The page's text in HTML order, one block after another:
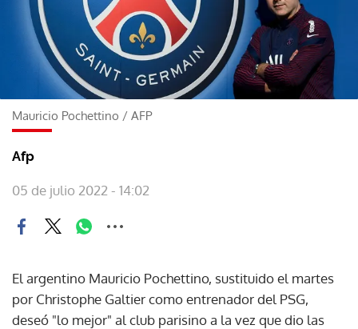
Mauricio Pochettino / AFP
Afp
05 de julio 2022 - 14:02
El argentino Mauricio Pochettino, sustituido el martes
por Christophe Galtier como entrenador del PSG,
deseó "lo mejor" al club parisino a la vez que dio las